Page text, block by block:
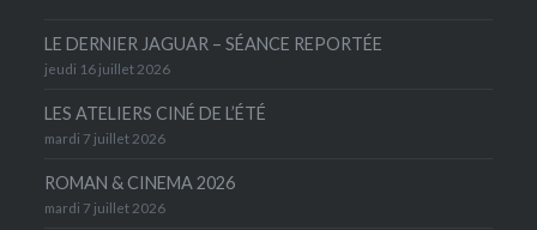
LE DERNIER JAGUAR – SÉANCE REPORTÉE
jeudi 16 juillet 2026
LES ATELIERS CINÉ DE L’ÉTÉ
mardi 7 juillet 2026
ROMAN & CINEMA 2026
mardi 7 juillet 2026